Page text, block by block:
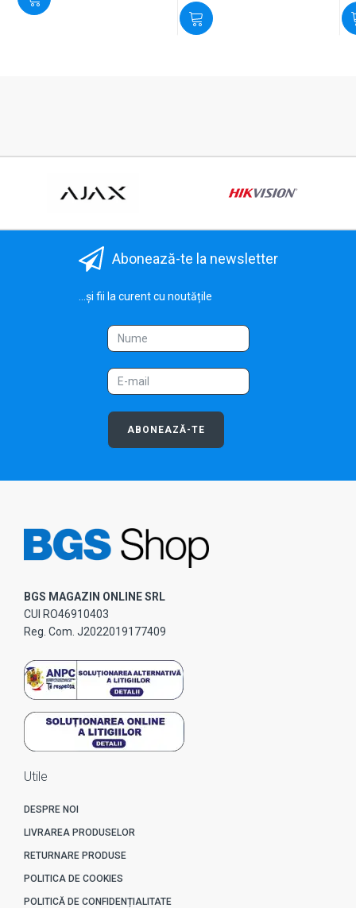
Abonează-te la newsletter
...și fii la curent cu noutățile
ABONEAZĂ-TE
BGS MAGAZIN ONLINE SRL
CUI RO46910403
Reg. Com. J2022019177409
Utile
DESPRE NOI
LIVRAREA PRODUSELOR
RETURNARE PRODUSE
POLITICA DE COOKIES
POLITICĂ DE CONFIDENȚIALITATE